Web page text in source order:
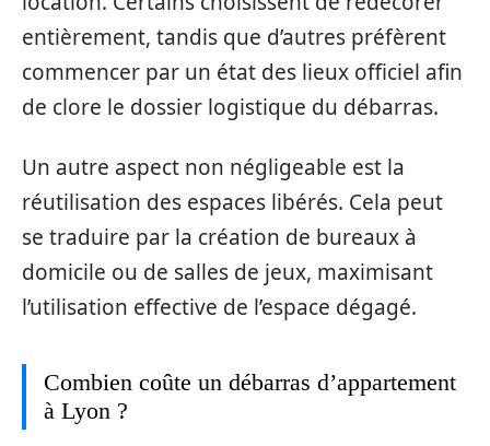
entièrement, tandis que d’autres préfèrent
commencer par un état des lieux officiel afin
de clore le dossier logistique du débarras.
Un autre aspect non négligeable est la
réutilisation des espaces libérés. Cela peut
se traduire par la création de bureaux à
domicile ou de salles de jeux, maximisant
l’utilisation effective de l’espace dégagé.
Combien coûte un débarras d’appartement
à Lyon ?